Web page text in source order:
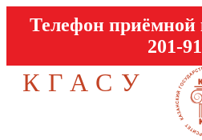
Телефон приёмной
201-
КГАСУ